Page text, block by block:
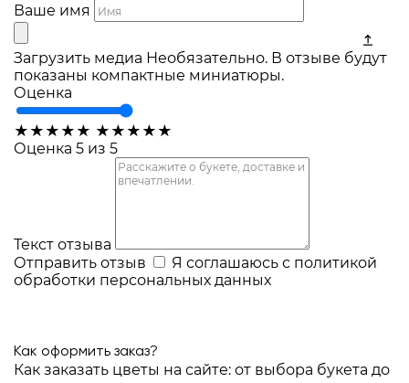
Ваше имя
Загрузить медиа Необязательно. В отзыве будут
показаны компактные миниатюры.
Оценка
★ ★ ★ ★ ★ ★ ★ ★ ★ ★
Оценка 5 из 5
Текст отзыва
Отправить отзыв
Я соглашаюсь с политикой
обработки персональных данных
Как оформить заказ?
Как заказать цветы на сайте: от выбора букета до